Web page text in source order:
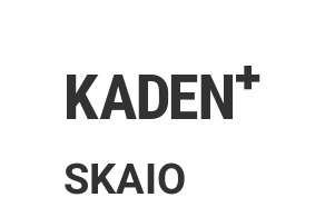
KADEN⁺
SKAIO